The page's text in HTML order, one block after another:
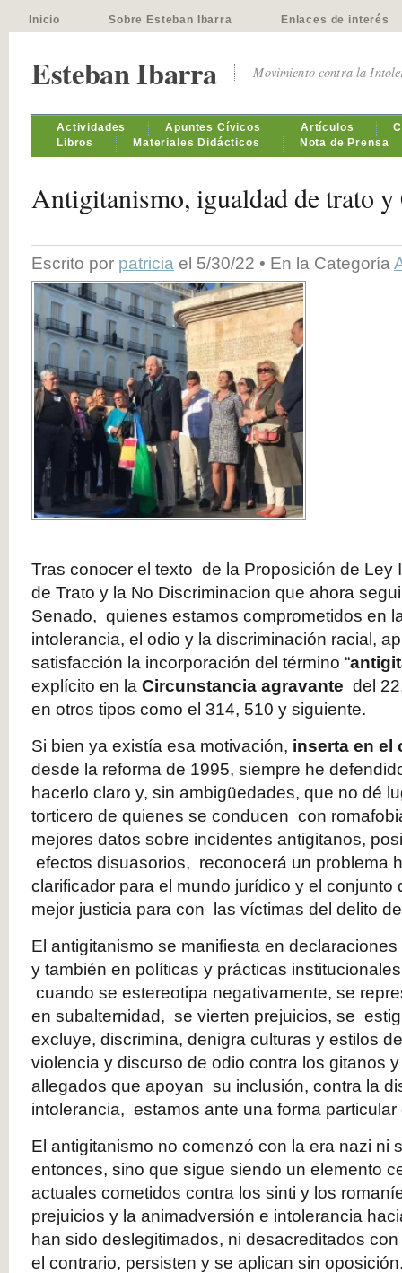
Inicio Sobre Esteban Ibarra Enlaces de interés
Esteban Ibarra Movimiento contra la
Actividades Apuntes Cívicos Artículos
Libros
Materiales Didácticos Nota de Prensa
Antigitanismo, igualdad de trato y
Escrito por patricia el 5/30/22 • En la Categoría
Tras conocer el texto de la Proposición de Ley
de Trato y la No Discriminacion que ahora
Senado, quienes estamos comprometidos en
intolerancia, el odio y la discriminación racial,
satisfacción la incorporación del término “
explícito en la Circunstancia agravante del
en otros tipos como el 314, 510 y siguiente.
Si bien ya existía esa motivación, inserta en el
desde la reforma de 1995, siempre he
hacerlo claro y, sin ambigüedades, que no dé
torticero de quienes se conducen con
mejores datos sobre incidentes antigitanos,
efectos disuasorios, reconocerá un problema
clarificador para el mundo jurídico y el
mejor justicia para con las víctimas del delito
El antigitanismo se manifiesta en
y también en políticas y prácticas
cuando se estereotipa negativamente, se
en subalternidad, se vierten prejuicios, se
excluye, discrimina, denigra culturas y estilos
violencia y discurso de odio contra los gitanos
allegados que apoyan su inclusión, contra la
intolerancia, estamos ante una forma particular
El antigitanismo no comenzó con la era nazi ni
entonces, sino que sigue siendo un elemento
actuales cometidos contra los sinti y los
prejuicios y la animadversión e intolerancia
han sido deslegitimados, ni desacreditados
el contrario, persisten y se aplican sin